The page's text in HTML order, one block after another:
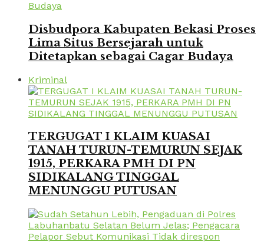
Disbudpora Kabupaten Bekasi Proses
Lima Situs Bersejarah untuk
Ditetapkan sebagai Cagar Budaya
Kriminal
TERGUGAT I KLAIM KUASAI
TANAH TURUN-TEMURUN SEJAK
1915, PERKARA PMH DI PN
SIDIKALANG TINGGAL
MENUNGGU PUTUSAN